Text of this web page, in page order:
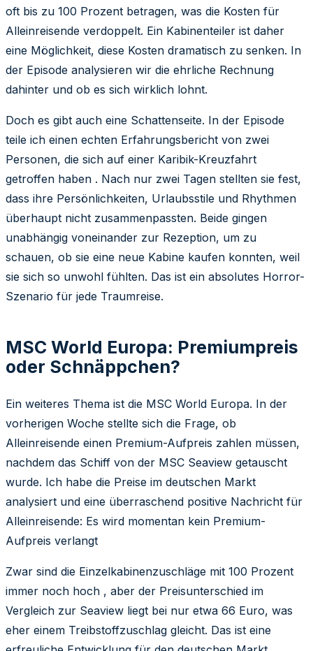
oft bis zu 100 Prozent betragen, was die Kosten für
Alleinreisende verdoppelt. Ein Kabinenteiler ist daher
eine Möglichkeit, diese Kosten dramatisch zu senken. In
der Episode analysieren wir die ehrliche Rechnung
dahinter und ob es sich wirklich lohnt.
Doch es gibt auch eine Schattenseite. In der Episode
teile ich einen echten Erfahrungsbericht von zwei
Personen, die sich auf einer Karibik-Kreuzfahrt
getroffen haben . Nach nur zwei Tagen stellten sie fest,
dass ihre Persönlichkeiten, Urlaubsstile und Rhythmen
überhaupt nicht zusammenpassten. Beide gingen
unabhängig voneinander zur Rezeption, um zu
schauen, ob sie eine neue Kabine kaufen konnten, weil
sie sich so unwohl fühlten. Das ist ein absolutes Horror-
Szenario für jede Traumreise.
MSC World Europa: Premiumpreis
oder Schnäppchen?
Ein weiteres Thema ist die MSC World Europa. In der
vorherigen Woche stellte sich die Frage, ob
Alleinreisende einen Premium-Aufpreis zahlen müssen,
nachdem das Schiff von der MSC Seaview getauscht
wurde. Ich habe die Preise im deutschen Markt
analysiert und eine überraschend positive Nachricht für
Alleinreisende: Es wird momentan kein Premium-
Aufpreis verlangt
Zwar sind die Einzelkabinenzuschläge mit 100 Prozent
immer noch hoch , aber der Preisunterschied im
Vergleich zur Seaview liegt bei nur etwa 66 Euro, was
eher einem Treibstoffzuschlag gleicht. Das ist eine